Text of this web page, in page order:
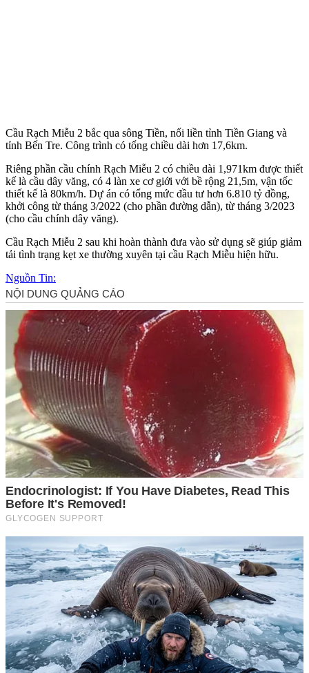
Cầu Rạch Miễu 2 bắc qua sông Tiền, nối liền tỉnh Tiền Giang và
tỉnh Bến Tre. Công trình có tổng chiều dài hơn 17,6km.
Riêng phần cầu chính Rạch Miễu 2 có chiều dài 1,971km được thiết
kế là cầu dây văng, có 4 làn xe cơ giới với bề rộng 21,5m, vận tốc
thiết kế là 80km/h. Dự án có tổng mức đầu tư hơn 6.810 tỷ đồng,
khởi công từ tháng 3/2022 (cho phần đường dẫn), từ tháng 3/2023
(cho cầu chính dây văng).
Cầu Rạch Miễu 2 sau khi hoàn thành đưa vào sử dụng sẽ giúp giảm
tải tình trạng kẹt xe thường xuyên tại cầu Rạch Miễu hiện hữu.
Nguồn Tin: